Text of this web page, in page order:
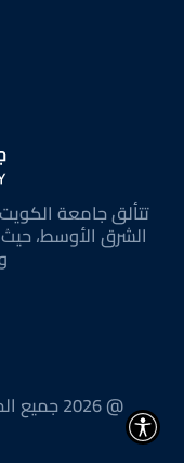
تتألق جامعة
الشرق الأوسط،
@ 2026 جميع الحقوق محفوظة لجامعة الكويت.